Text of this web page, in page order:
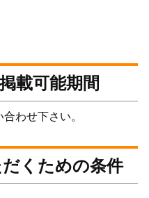
載可能期間
わせ下さい。
くための条件